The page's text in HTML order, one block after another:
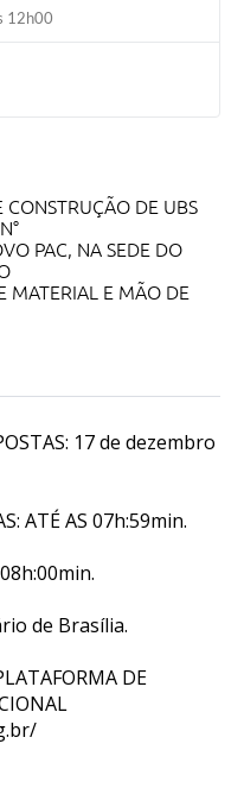
12h00
CONSTRUÇÃO DE UBS
PAC, NA SEDE DO
MATERIAL E MÃO DE
17 de dezembro
ATÉ AS 07h:59min.
de Brasília.
DE